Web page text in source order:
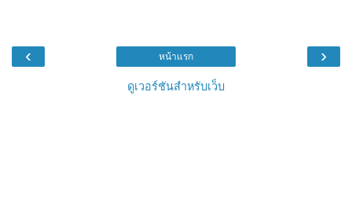
‹ ›
หน้าแรก
ดูเวอร์ชันสำหรับเว็บ